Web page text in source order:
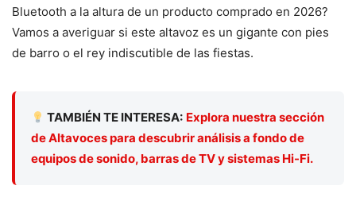
Bluetooth a la altura de un producto comprado en 2026?
Vamos a averiguar si este altavoz es un gigante con pies
de barro o el rey indiscutible de las fiestas.
TAMBIÉN TE INTERESA: Explora nuestra sección
de Altavoces para descubrir análisis a fondo de
equipos de sonido, barras de TV y sistemas Hi-Fi.